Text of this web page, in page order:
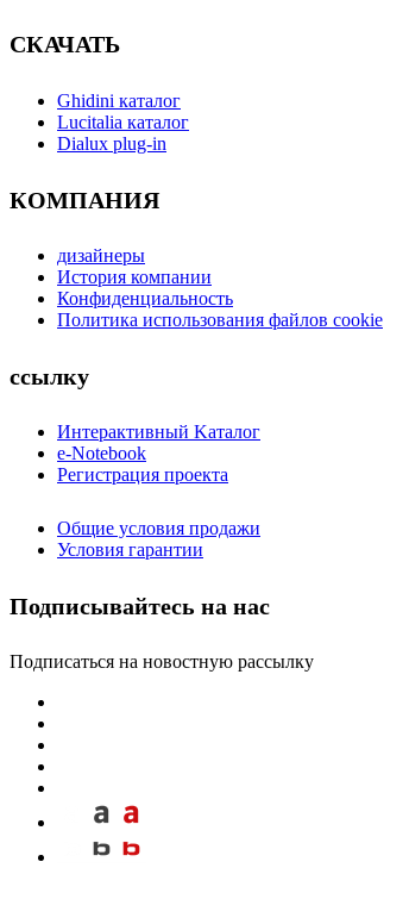
СКАЧАТЬ
Ghidini каталог
Lucitalia каталог
Dialux plug-in
КОМПАНИЯ
дизайнеры
История компании
Конфиденциальность
Политика использования файлов cookie
ссылку
Интерактивный Kаталог
e-Notebook
Регистрация проекта
Общие условия продажи
Условия гарантии
Подписывайтесь на нас
Подписаться на новостную рассылку